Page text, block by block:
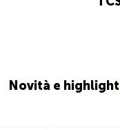
Novità e highlight